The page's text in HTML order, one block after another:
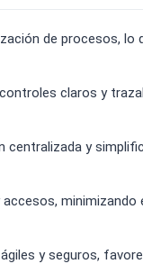
de procesos,
claros y
y
y seguros,